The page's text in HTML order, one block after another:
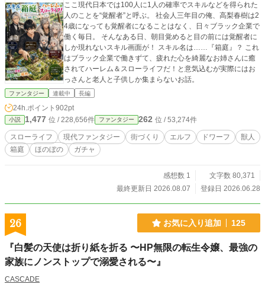
ここ現代日本では100人に1人の確率でスキルなどを得られた
人のことを“覚醒者”と呼ぶ。 社会人三年目の俺、高梨春樹は2
4歳になっても覚醒者になることはなく、日々ブラック企業で
働く毎日。 そんなある日、朝目覚めると目の前には覚醒者に
しか現れないスキル画面が！ スキル名は……『箱庭』？ これ
はブラック企業で働きずて、疲れた心を綺麗なお姉さんに癒
されてハーレム＆スローライフだ！と意気込むが実際にはお
っさんと老人と子供しか集まらないお話。
ファンタジー 連載中 長編
24h.ポイント 902pt
小説 1,477 位 / 228,656件 ファンタジー 262 位 / 53,274件
スローライフ 現代ファンタジー 街づくり エルフ ドワーフ
獣人
箱庭
ほのぼの ガチャ
感想数 1
文字数 80,371
最終更新日 2026.08.07
登録日 2026.06.28
26 お気に入り追加 125
『白髪の天使は折り紙を折る 〜HP無限の転生令嬢、最強の
家族にノンストップで溺愛される〜』
CASCADE